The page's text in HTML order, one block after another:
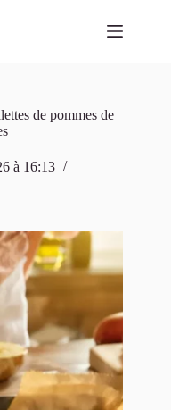
de pommes de
à 16:13